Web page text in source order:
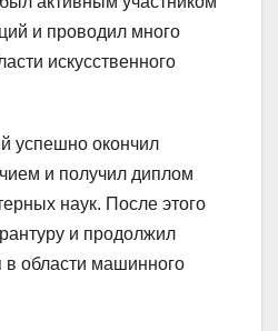
и проводил много
искусственного
успешно окончил
и получил диплом
наук. После этого
и продолжил
в области машинного